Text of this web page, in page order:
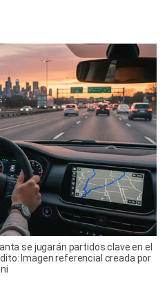
se jugarán partidos clave en el
Imagen referencial creada por